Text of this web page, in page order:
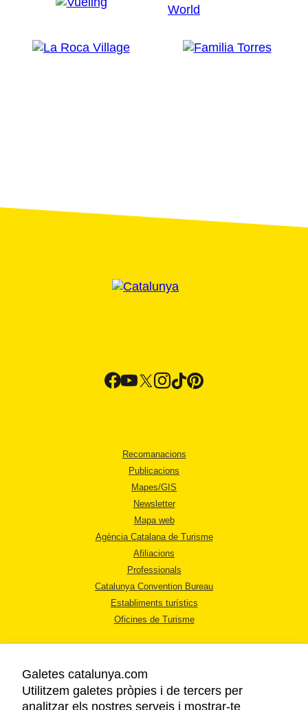
Recomanacions
Publicacions
Mapes/GIS
Newsletter
Mapa web
Agència Catalana de Turisme
Afiliacions
Professionals
Catalunya Convention Bureau
Establiments turístics
Oficines de Turisme
Galetes catalunya.com
Utilitzem galetes pròpies i de tercers per
analitzar els nostres serveis i mostrar-te